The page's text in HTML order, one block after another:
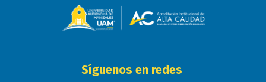
Síguenos en redes